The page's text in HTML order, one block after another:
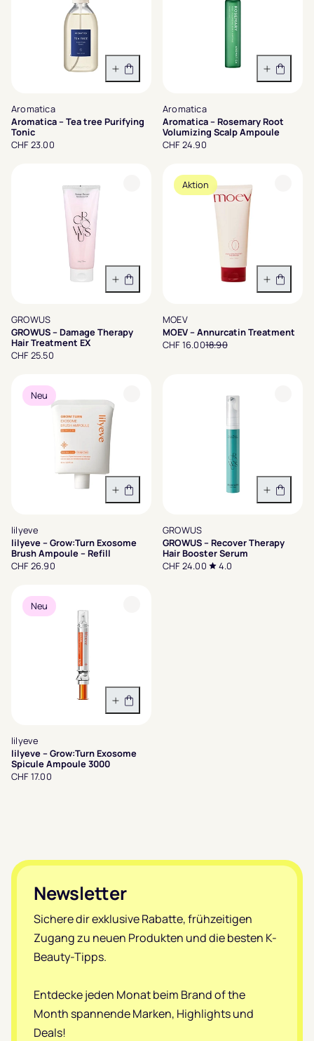
In den Warenkorb
Aromatica
Aromatica – Tea tree Purifying
Tonic
CHF 23.00
In den
Aromatica
Aromatica – Rosemary Root
Volumizing Scalp Ampoule
CHF 24.90
In den Warenkorb
GROWUS
GROWUS – Damage Therapy
Hair Treatment EX
CHF 25.50
Aktion
In den
MOEV
MOEV – Annurcatin Treatment
CHF 16.0018.90
Neu
In den Warenkorb
lilyeve
lilyeve – Grow:Turn Exosome
Brush Ampoule – Refill
CHF 26.90
In den
GROWUS
GROWUS – Recover Therapy
Hair Booster Serum
CHF 24.00
4.0
Neu
In den Warenkorb
lilyeve
lilyeve – Grow:Turn Exosome
Spicule Ampoule 3000
CHF 17.00
Footer
Newsletter
Sichere dir exklusive Rabatte, frühzeitigen
Zugang zu neuen Produkten und die besten K-
Beauty-Tipps.
Entdecke jeden Monat beim Brand of the
Month spannende Marken, Highlights und
Deals!